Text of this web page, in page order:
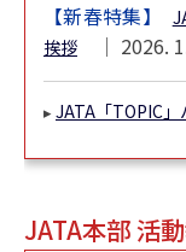
【新春特集】
挨拶 │ 2026.
▸ JATA「TOPIC
JATA本部 活